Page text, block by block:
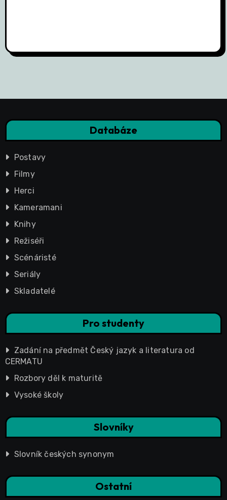
Databáze
Postavy
Filmy
Herci
Kameramani
Knihy
Režiséři
Scénáristé
Seriály
Skladatelé
Pro studenty
Zadání na předmět Český jazyk a literatura od
CERMATU
Rozbory děl k maturitě
Vysoké školy
Slovníky
Slovník českých synonym
Ostatní